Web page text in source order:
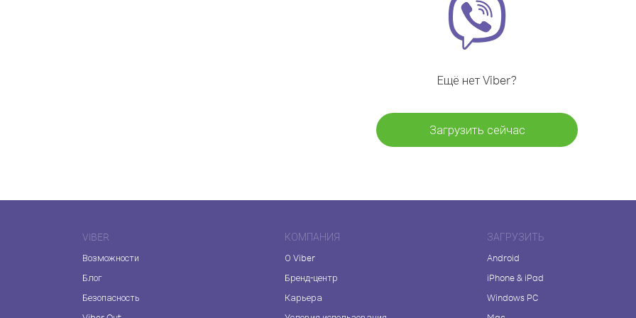
Ещё нет Viber?
Загрузить сейчас
VIBER
Возможности
Блог
Безопасность
КОМПАНИЯ
О Viber
Бренд-центр
Карьера
ЗАГРУЗИТЬ
Android
iPhone & iPad
Windows PC